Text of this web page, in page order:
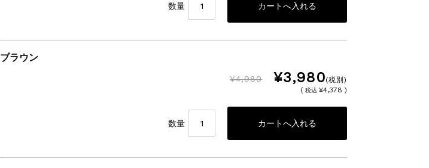
数量
ブラウン
¥4,980 ¥3,980(税別)
( 税込 ¥4,378 )
数量